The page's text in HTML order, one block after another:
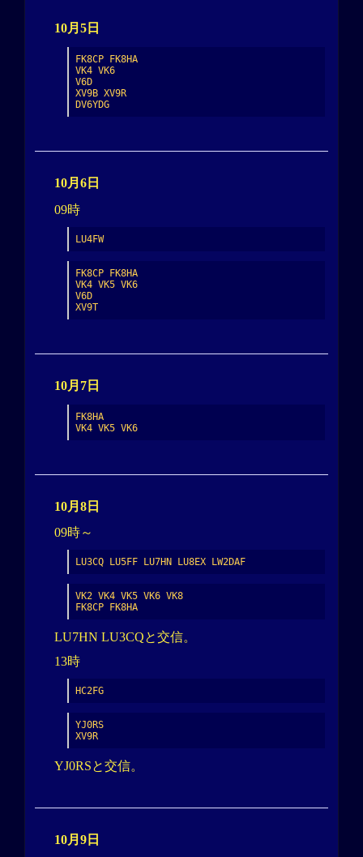
10月5日
FK8CP FK8HA
VK4 VK6
V6D
XV9B XV9R
DV6YDG
10月6日
09時
LU4FW
FK8CP FK8HA
VK4 VK5 VK6
V6D
XV9T
10月7日
FK8HA
VK4 VK5 VK6
10月8日
09時～
LU3CQ LU5FF LU7HN LU8EX LW2DAF
VK2 VK4 VK5 VK6 VK8
FK8CP FK8HA
LU7HN LU3CQと交信。
13時
HC2FG
YJ0RS
XV9R
YJ0RSと交信。
10月9日